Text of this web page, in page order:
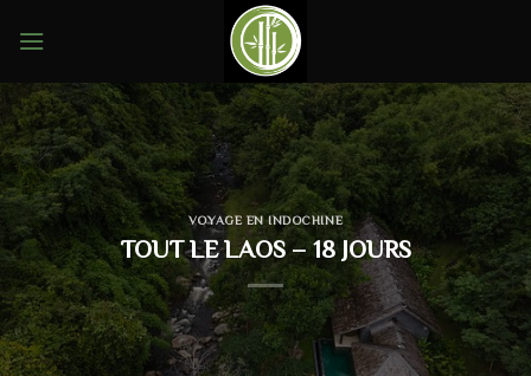
VOYAGE EN INDOCHINE
TOUT LE LAOS – 18 JOURS